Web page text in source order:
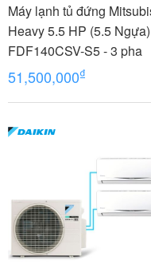
Máy lạnh tủ đứng
Heavy 5.5 HP (5.5 Ngựa)
FDF140CSV-S5 - 3 pha
51,500,000₫